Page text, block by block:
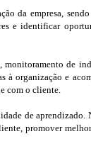
da empresa,
e identificar
de
organização e
com o cliente.
de aprendizado.
promover